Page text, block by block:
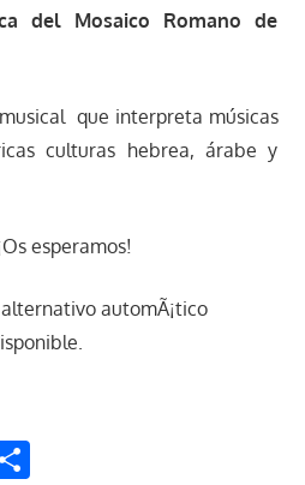
del Mosaico Romano de
que interpreta músicas
culturas hebrea, árabe y
esperamos!
Compartir